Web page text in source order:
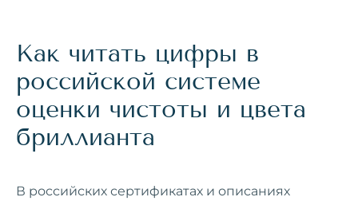
Как читать цифры в
российской системе
оценки чистоты и цвета
бриллианта
В российских сертификатах и описаниях